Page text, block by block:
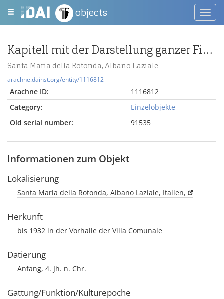
objects
Kapitell mit der Darstellung ganzer Figuren
Santa Maria della Rotonda, Albano Laziale
arachne.dainst.org/entity/1116812
Arachne ID:
1116812
Category:
Einzelobjekte
Old serial number:
91535
Informationen zum Objekt
Lokalisierung
Santa Maria della Rotonda, Albano Laziale, Italien,
Herkunft
bis 1932 in der Vorhalle der Villa Comunale
Datierung
Anfang, 4. Jh. n. Chr.
Gattung/Funktion/Kulturepoche